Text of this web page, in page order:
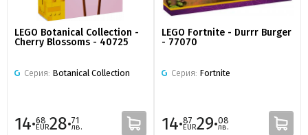
LEGO Botanical Collection -
Cherry Blossoms - 40725
Серия: Botanical Collection
14·68
EUR28·71
лв.
LEGO Fortnite - Durrr Burger
- 77070
Серия: Fortnite
14·87
EUR29·08
лв.